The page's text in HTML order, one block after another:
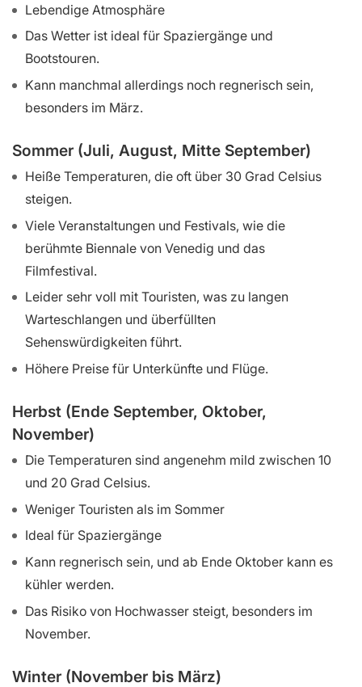
Lebendige Atmosphäre
Das Wetter ist ideal für Spaziergänge und
Bootstouren.
Kann manchmal allerdings noch regnerisch sein,
besonders im März.
Sommer (Juli, August, Mitte September)
Heiße Temperaturen, die oft über 30 Grad Celsius
steigen.
Viele Veranstaltungen und Festivals, wie die
berühmte Biennale von Venedig und das
Filmfestival.
Leider sehr voll mit Touristen, was zu langen
Warteschlangen und überfüllten
Sehenswürdigkeiten führt.
Höhere Preise für Unterkünfte und Flüge.
Herbst (Ende September, Oktober,
November)
Die Temperaturen sind angenehm mild zwischen 10
und 20 Grad Celsius.
Weniger Touristen als im Sommer
Ideal für Spaziergänge
Kann regnerisch sein, und ab Ende Oktober kann es
kühler werden.
Das Risiko von Hochwasser steigt, besonders im
November.
Winter (November bis März)